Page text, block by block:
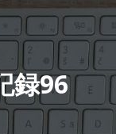
録96